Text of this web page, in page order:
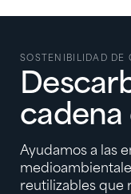
SOSTENIBILIDAD DE
cadena
Ayudamos a las
reutilizables que